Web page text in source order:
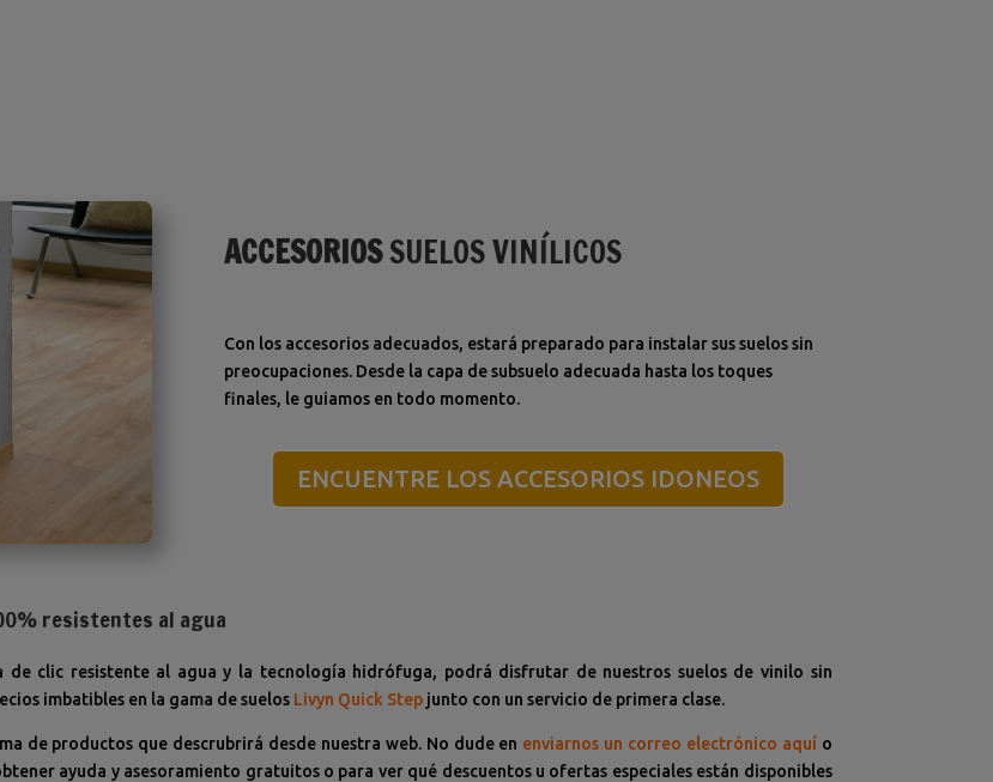
ACCESORIOSSUELOS VINÍLICOS
Con los accesorios adecuados, estará preparado para instalar sus suelos sin
preocupaciones. Desde la capa de subsuelo adecuada hasta los toques
finales, le guiamos en todo momento.
ENCUENTRE LOS ACCESORIOS IDONEOS
resistentes al agua
de clic resistente al agua y la tecnología hidrófuga, podrá disfrutar de nuestros suelos de vinilo sin
imbatibles en la gama de suelos Livyn Quick Step junto con un servicio de primera clase.
de productos que descrubrirá desde nuestra web. No dude en enviarnos un correo electrónico aquío
ayuda y asesoramiento gratuitos o para ver qué descuentos u ofertas especiales están disponibles